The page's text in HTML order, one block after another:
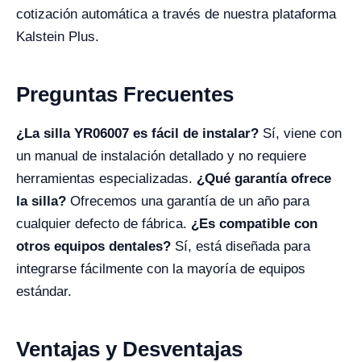
cotización automática a través de nuestra plataforma
Kalstein Plus.
Preguntas Frecuentes
¿La silla YR06007 es fácil de instalar? Sí, viene con
un manual de instalación detallado y no requiere
herramientas especializadas. ¿Qué garantía ofrece
la silla? Ofrecemos una garantía de un año para
cualquier defecto de fábrica. ¿Es compatible con
otros equipos dentales? Sí, está diseñada para
integrarse fácilmente con la mayoría de equipos
estándar.
Ventajas y Desventajas